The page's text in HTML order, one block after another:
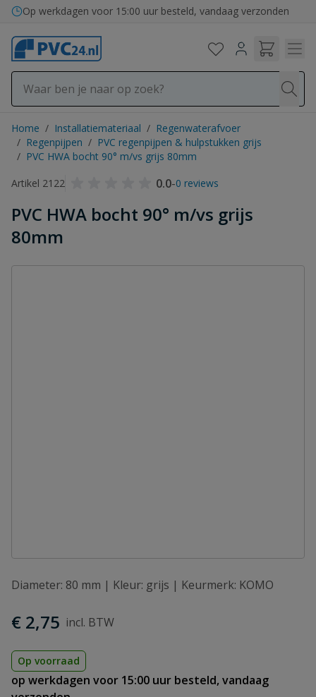
Ga naar de inhoud
Op werkdagen voor 15:00 uur besteld, vandaag verzonden
Home / Installatiemateriaal / Regenwaterafvoer
/ Regenpijpen / PVC regenpijpen & hulpstukken grijs
/ PVC HWA bocht 90° m/vs grijs 80mm
Artikel 2122
0.0-0 reviews
PVC HWA bocht 90° m/vs grijs
80mm
Diameter: 80 mm | Kleur: grijs | Keurmerk: KOMO
€ 2,75
Op voorraad
op werkdagen voor 15:00 uur besteld, vandaag